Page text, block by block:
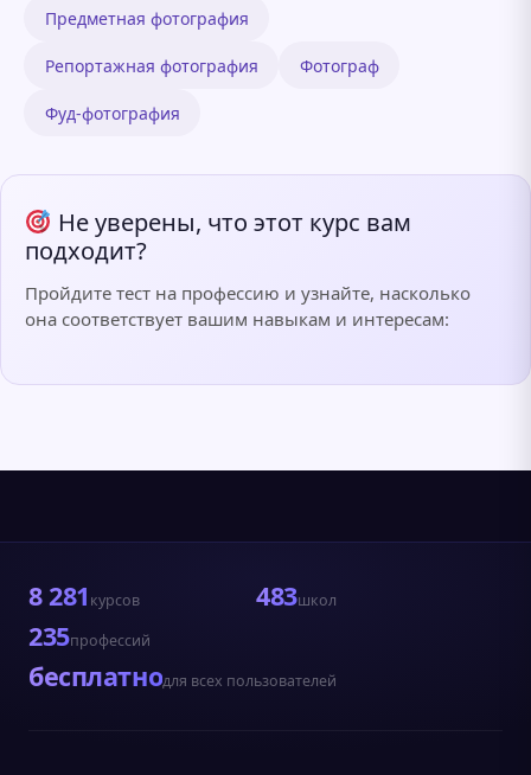
Предметная фотография
Репортажная фотография Фотограф
Фуд-фотография
Не уверены, что этот курс вам
подходит?
Пройдите тест на профессию и узнайте, насколько
она соответствует вашим навыкам и интересам:
8 281 курсов 483школ
235профессий
бесплатнодля всех пользователей